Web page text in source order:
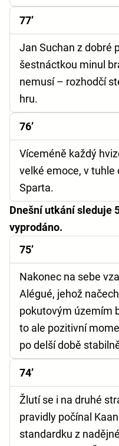
77’
Jan Suchan z dobré
šestnáctkou minul
nemusí – rozhodčí
hru.
76’
Víceméně každý
velké emoce, v tuhle
Sparta.
Dnešní utkání sleduje
vyprodáno.
75’
Nakonec na sebe
Alégué, jehož
pokutovým územím
to ale pozitivní
po delší době
74’
Žlutí se i na druhé
pravidly počínal
standardku z